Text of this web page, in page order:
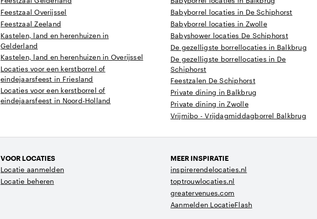
Feestzaal Overijssel
Feestzaal Zeeland
Kastelen, land en herenhuizen in
Gelderland
Kastelen, land en herenhuizen in Overijssel
Locaties voor een kerstborrel of
eindejaarsfeest in Friesland
Locaties voor een kerstborrel of
eindejaarsfeest in Noord-Holland
Babyborrel locaties in De Schiphorst
Babyborrel locaties in Zwolle
Babyshower locaties De Schiphorst
De gezelligste borrellocaties in Balkbrug
De gezelligste borrellocaties in De
Schiphorst
Feestzalen De Schiphorst
Private dining in Balkbrug
Private dining in Zwolle
Vrijmibo - Vrijdagmiddagborrel Balkbrug
VOOR LOCATIES
Locatie aanmelden
Locatie beheren
MEER INSPIRATIE
inspirerendelocaties.nl
toptrouwlocaties.nl
greatervenues.com
Aanmelden LocatieFlash